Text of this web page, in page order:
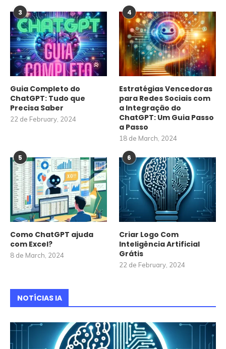
3
Guia Completo do
ChatGPT: Tudo que
Precisa Saber
22 de February, 2024
4
Estratégias Vencedoras
para Redes Sociais com
a Integração do
ChatGPT: Um Guia Passo
a Passo
18 de March, 2024
5
Como ChatGPT ajuda
com Excel?
8 de March, 2024
6
Criar Logo Com
Inteligência Artificial
Grátis
22 de February, 2024
NOTÍCIAS IA